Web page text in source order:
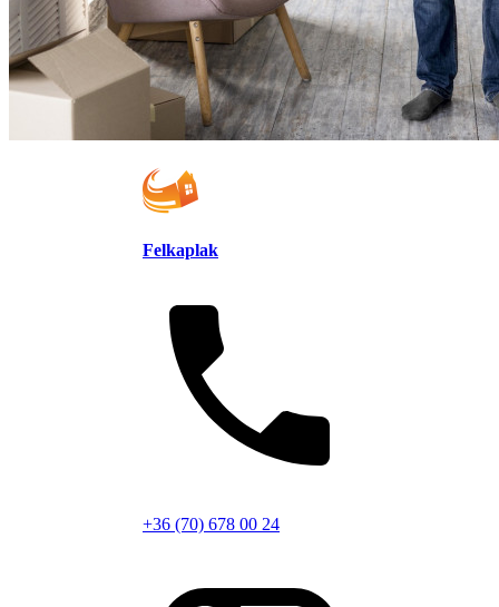
Felkaplak
+36 (70) 678 00 24